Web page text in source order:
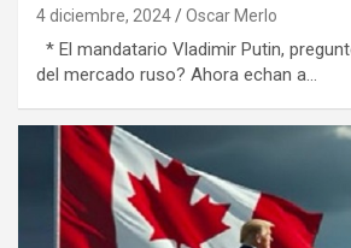
4 diciembre, 2024 Oscar Merlo
* El mandatario Vladimir Putin,
del mercado ruso? Ahora echan a…